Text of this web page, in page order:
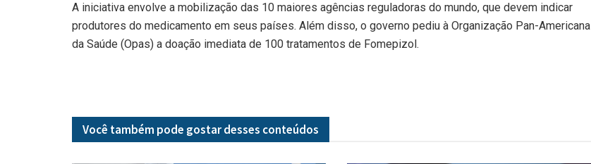
A iniciativa envolve a mobilização das 10 maiores agências reguladoras do mundo, que devem indicar
produtores do medicamento em seus países. Além disso, o governo pediu à Organização Pan-Americana
da Saúde (Opas) a doação imediata de 100 tratamentos de Fomepizol.
Você também pode gostar desses conteúdos